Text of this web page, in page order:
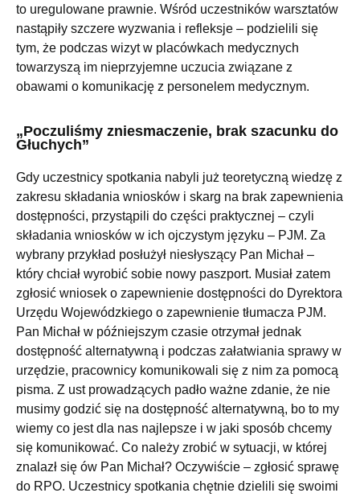
to uregulowane prawnie. Wśród uczestników warsztatów
nastąpiły szczere wyzwania i refleksje – podzielili się
tym, że podczas wizyt w placówkach medycznych
towarzyszą im nieprzyjemne uczucia związane z
obawami o komunikację z personelem medycznym.
„Poczuliśmy zniesmaczenie, brak szacunku do
Głuchych”
Gdy uczestnicy spotkania nabyli już teoretyczną wiedzę z
zakresu składania wniosków i skarg na brak zapewnienia
dostępności, przystąpili do części praktycznej – czyli
składania wniosków w ich ojczystym języku – PJM. Za
wybrany przykład posłużył niesłyszący Pan Michał –
który chciał wyrobić sobie nowy paszport. Musiał zatem
zgłosić wniosek o zapewnienie dostępności do Dyrektora
Urzędu Wojewódzkiego o zapewnienie tłumacza PJM.
Pan Michał w późniejszym czasie otrzymał jednak
dostępność alternatywną i podczas załatwiania sprawy w
urzędzie, pracownicy komunikowali się z nim za pomocą
pisma. Z ust prowadzących padło ważne zdanie, że nie
musimy godzić się na dostępność alternatywną, bo to my
wiemy co jest dla nas najlepsze i w jaki sposób chcemy
się komunikować. Co należy zrobić w sytuacji, w której
znalazł się ów Pan Michał? Oczywiście – zgłosić sprawę
do RPO. Uczestnicy spotkania chętnie dzielili się swoimi